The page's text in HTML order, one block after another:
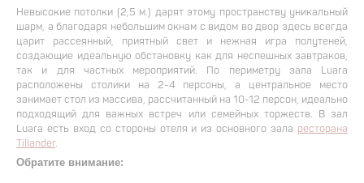
Невысокие потолки (2,5 м.) дарят этому пространству уникальный
шарм, а благодаря небольшим окнам с видом во двор здесь всегда
царит рассеянный, приятный свет и нежная игра полутеней,
создающие идеальную обстановку как для неспешных завтраков,
так и для частных мероприятий. По периметру зала Luara
расположены столики на 2-4 персоны, а центральное место
занимает стол из массива, рассчитанный на 10-12 персон, идеально
подходящий для важных встреч или семейных торжеств. В зал
Luara есть вход со стороны отеля и из основного зала ресторана
Tillander.
Обратите внимание: